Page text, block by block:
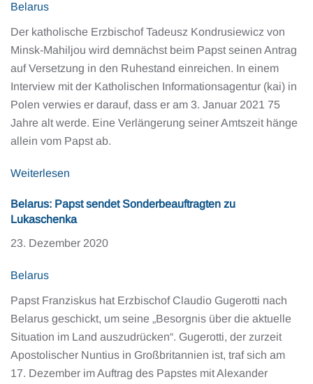
Belarus
Der katholische Erzbischof Tadeusz Kondrusiewicz von
Minsk-Mahiljou wird demnächst beim Papst seinen Antrag
auf Versetzung in den Ruhestand einreichen. In einem
Interview mit der Katholischen Informationsagentur (kai) in
Polen verwies er darauf, dass er am 3. Januar 2021 75
Jahre alt werde. Eine Verlängerung seiner Amtszeit hänge
allein vom Papst ab.
Weiterlesen
Belarus: Papst sendet Sonderbeauftragten zu
Lukaschenka
23. Dezember 2020
Belarus
Papst Franziskus hat Erzbischof Claudio Gugerotti nach
Belarus geschickt, um seine „Besorgnis über die aktuelle
Situation im Land auszudrücken“. Gugerotti, der zurzeit
Apostolischer Nuntius in Großbritannien ist, traf sich am
17. Dezember im Auftrag des Papstes mit Alexander